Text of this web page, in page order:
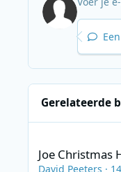
Gerelateerde
Joe Christmas
David Peeters ·